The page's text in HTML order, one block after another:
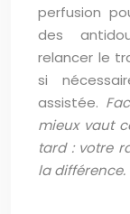
perfusion
des
relancer le
si
assistée.
mieux vaut
tard : votre
la différence.